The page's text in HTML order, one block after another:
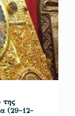
της
(29-12-